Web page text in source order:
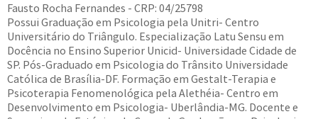
Fausto Rocha Fernandes - CRP: 04/25798
Possui Graduação em Psicologia pela Unitri- Centro
Universitário do Triângulo. Especialização Latu Sensu em
Docência no Ensino Superior Unicid- Universidade Cidade de
SP. Pós-Graduado em Psicologia do Trânsito Universidade
Católica de Brasília-DF. Formação em Gestalt-Terapia e
Psicoterapia Fenomenológica pela Alethéia- Centro em
Desenvolvimento em Psicologia- Uberlândia-MG. Docente e